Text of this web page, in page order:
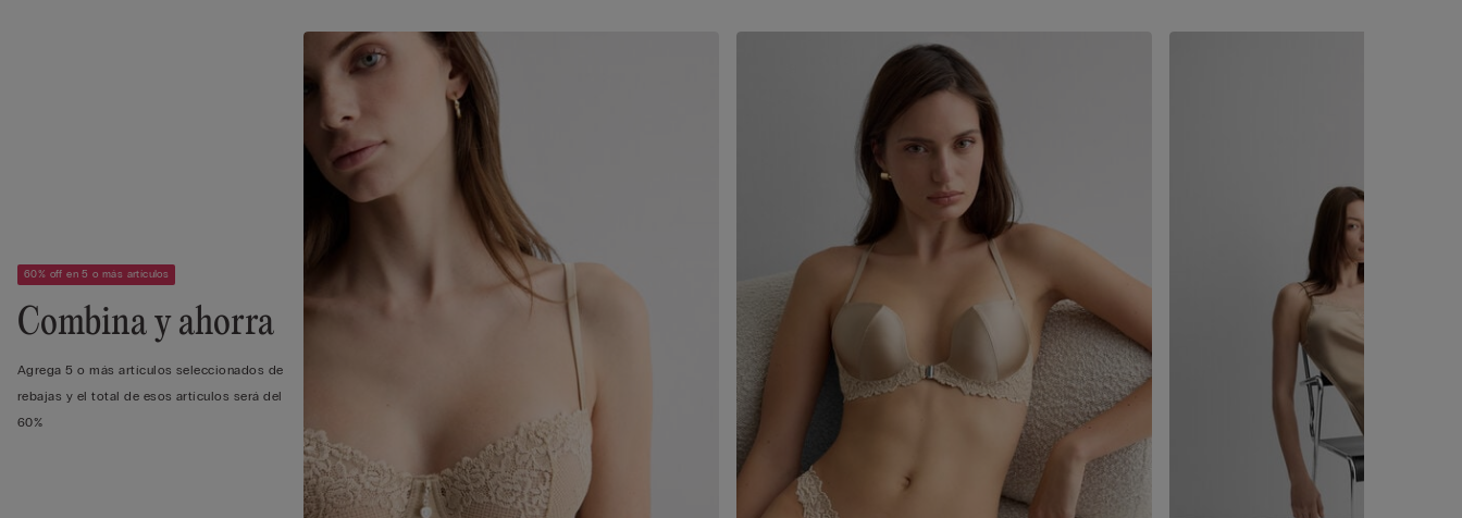
60% off en 5 o más artículos
Combina y ahorra
Agrega 5 o más artículos seleccionados de
rebajas y el total de esos artículos será del
60%